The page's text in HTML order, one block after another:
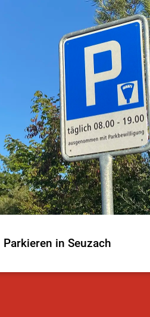
Parkieren in Seuzach